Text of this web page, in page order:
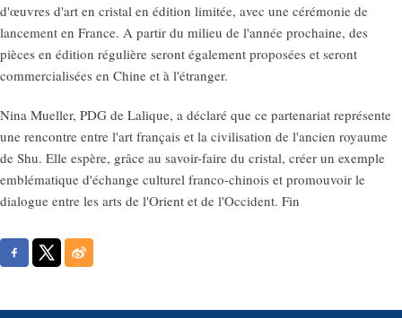
d'œuvres d'art en cristal en édition limitée, avec une cérémonie de
lancement en France. A partir du milieu de l'année prochaine, des
pièces en édition régulière seront également proposées et seront
commercialisées en Chine et à l'étranger.
Nina Mueller, PDG de Lalique, a déclaré que ce partenariat représente
une rencontre entre l'art français et la civilisation de l'ancien royaume
de Shu. Elle espère, grâce au savoir-faire du cristal, créer un exemple
emblématique d'échange culturel franco-chinois et promouvoir le
dialogue entre les arts de l'Orient et de l'Occident. Fin